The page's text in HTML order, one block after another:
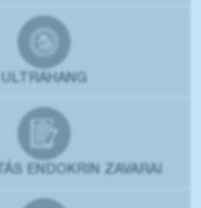
ULTRAHANG
ENDOKRIN ZAVARAI